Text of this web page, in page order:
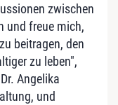
zwischen
und freue mich,
beitragen, den
zu leben",
Angelika
und